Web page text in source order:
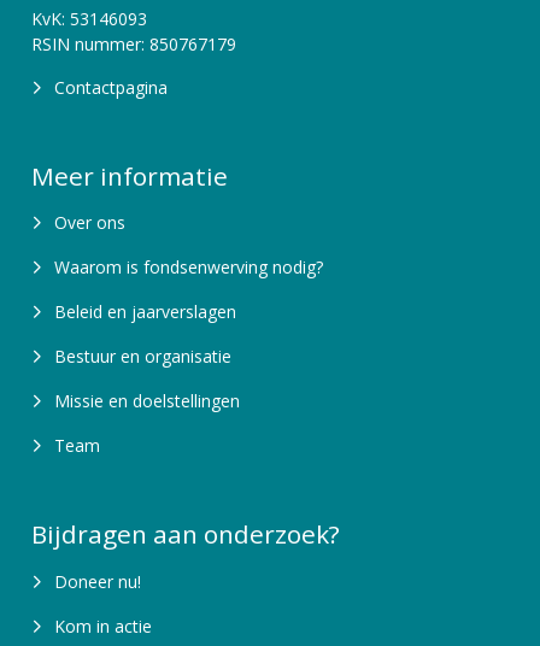
KvK: 53146093
RSIN nummer: 850767179
Contactpagina
Meer informatie
Over ons
Waarom is fondsenwerving nodig?
Beleid en jaarverslagen
Bestuur en organisatie
Missie en doelstellingen
Team
Bijdragen aan onderzoek?
Doneer nu!
Kom in actie